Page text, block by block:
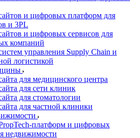
и цифровых платформ для
и 3PL
и цифровых сервисов для
компаний
управления Supply Chain и
логистикой
для медицинского центра
для сети клиник
для стоматологии
для частной клиники
платформ и цифровых
недвижимости